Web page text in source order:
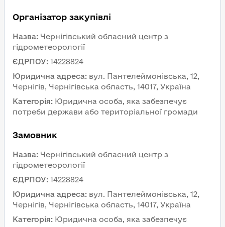
Організатор закупівлі
Назва: Чернігівський обласний центр з
гідрометеорології
ЄДРПОУ: 14228824
Юридична адреса: вул. Пантелеймонівська, 12,
Чернігів, Чернігівська область, 14017, Україна
Категорія: Юридична особа, яка забезпечує
потреби держави або територіальної громади
Замовник
Назва: Чернігівський обласний центр з
гідрометеорології
ЄДРПОУ: 14228824
Юридична адреса: вул. Пантелеймонівська, 12,
Чернігів, Чернігівська область, 14017, Україна
Категорія: Юридична особа, яка забезпечує